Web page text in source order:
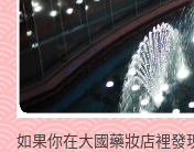
如果你在大國藥妝店裡發